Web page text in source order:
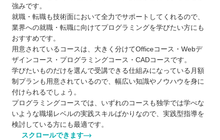
強みです。
就職・転職も技術面において全力でサポートしてくれるので、
業界への就職・転職に向けてプログラミングを学びたい方にも
おすすめです。
用意されているコースは、大きく分けてOfficeコース・Webデ
ザインコース・プログラミングコース・CADコースです。
学びたいものだけを選んで受講できる仕組みになっている月額
制プランも用意されているので、幅広い知識やノウハウを身に
付けられるでしょう。
プログラミングコースでは、いずれのコースも独学では学べな
いような職場レベルの実践スキルばかりなので、実践型指導を
検討している方にも最適です。
スクロールできます